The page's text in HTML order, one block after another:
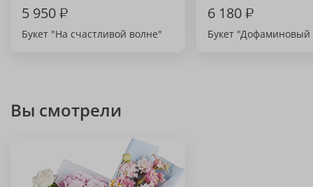
5 950₽
Букет "На счастливой волне"
6 180₽
Букет "Дофаминовый
Вы смотрели